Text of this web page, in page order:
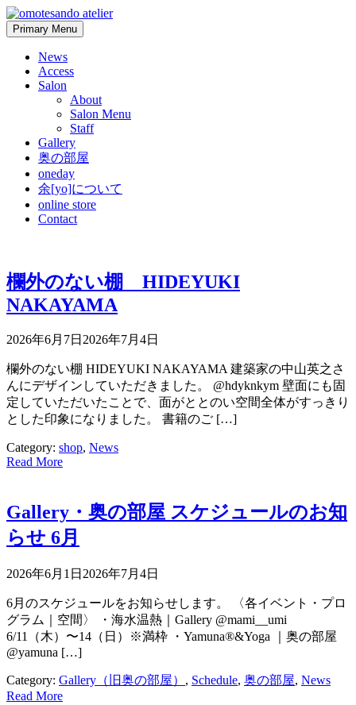
Skip
to
content
Primary Menu
News
Access
Salon
About
Salon Menu
Staff
Gallery
奥の部屋
oneday
余[yo]について
online store
Contact
欄外のない棚 HIDEYUKI
NAKAYAMA
2026年6月7日 2026年7月4日
欄外のない棚 HIDEYUKI NAKAYAMA 建築家の中山英之さ
んにデザインしていただきました。 @hdyknkym 壁面にも固
定していただいたことで、面がととのい空間全体がすっきり
とした印象になりました。 書籍のご […]
Category: shop, News
Read More
Gallery・奥の部屋 スケジュールのお知
らせ 6月
2026年6月1日 2026年7月4日
6月のスケジュールをお知らせします。 〈各イベント・プロ
グラム｜空間〉 ・海水温熱｜Gallery @mami__umi
6/11（木）〜14（日）※満枠 ・Yamuna®︎&Yoga ｜奥の部屋
@yamuna […]
Category: Gallery（旧奥の部屋） , Schedule, 奥の部屋, News
Read More